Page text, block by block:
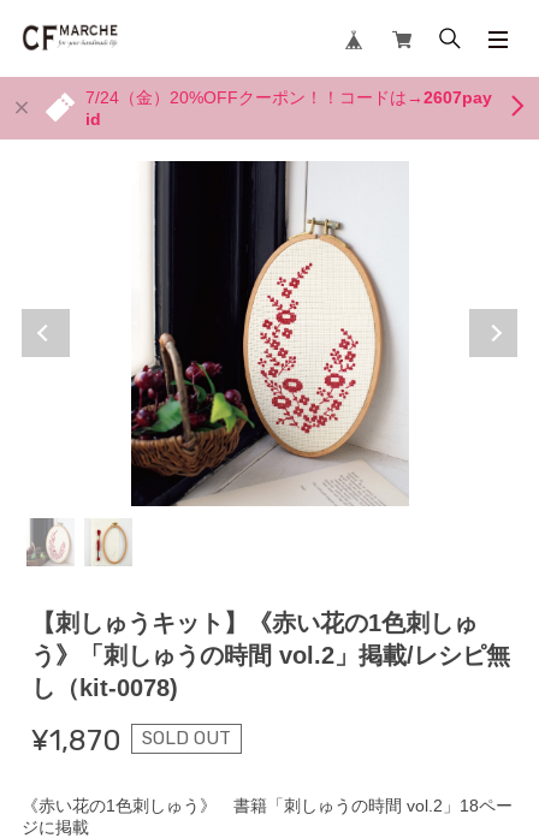
7/24（金）20%OFFクーポン！！コードは→2607pay
id
【刺しゅうキット】《赤い花の1色刺しゅ
う》「刺しゅうの時間 vol.2」掲載/レシピ無
し（kit-0078)
¥1,870 SOLD OUT
《赤い花の1色刺しゅう》 書籍「刺しゅうの時間 vol.2」18ペー
ジに掲載